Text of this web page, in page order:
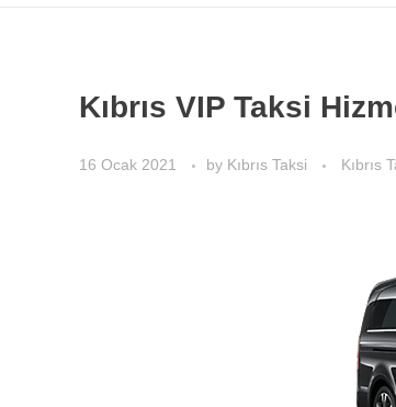
Kıbrıs VIP Taksi
16 Ocak 2021 by Kıbrıs Taksi Kıbrıs